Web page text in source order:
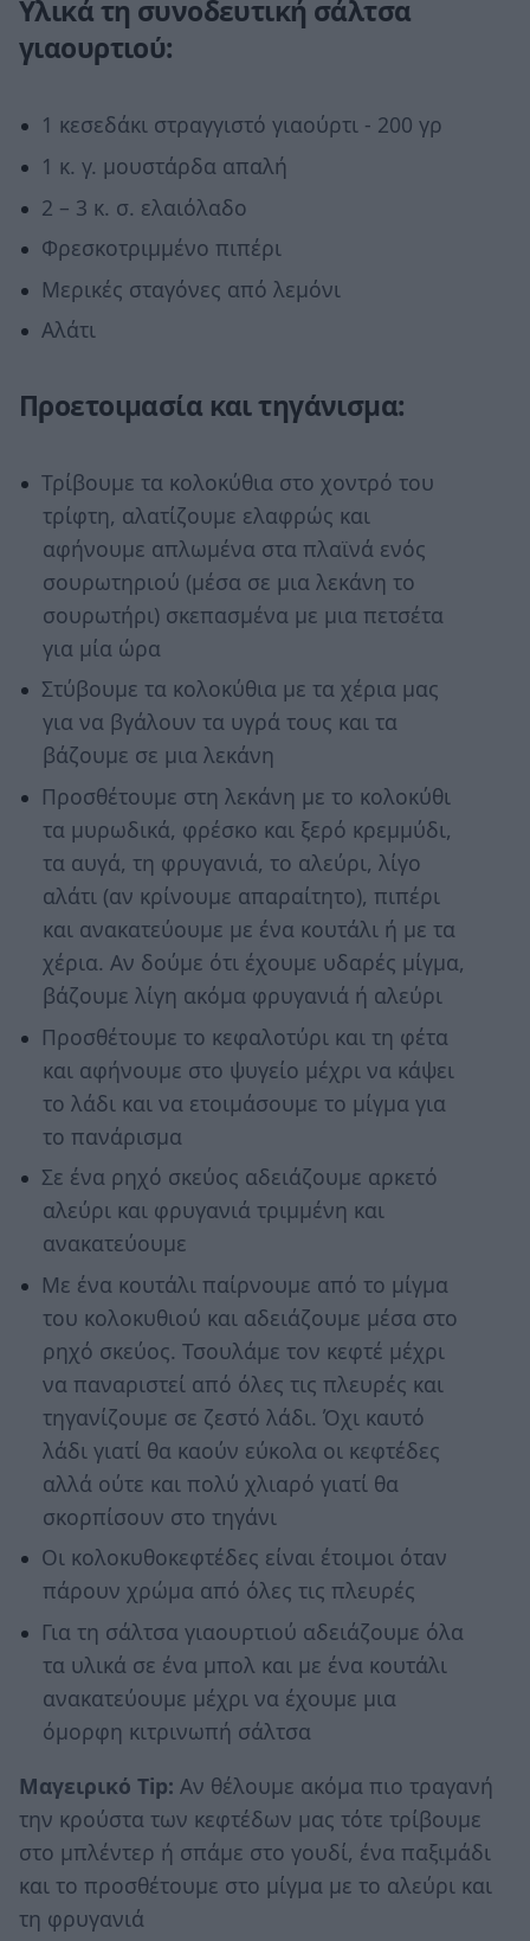
Υλικά τη συνοδευτική σάλτσα
γιαουρτιού:
1 κεσεδάκι στραγγιστό γιαούρτι - 200 γρ
1 κ. γ. μουστάρδα απαλή
2 – 3 κ. σ. ελαιόλαδο
Φρεσκοτριμμένο πιπέρι
Μερικές σταγόνες από λεμόνι
Αλάτι
Προετοιμασία και τηγάνισμα:
Τρίβουμε τα κολοκύθια στο χοντρό του
τρίφτη, αλατίζουμε ελαφρώς και
αφήνουμε απλωμένα στα πλαϊνά ενός
σουρωτηριού (μέσα σε μια λεκάνη το
σουρωτήρι) σκεπασμένα με μια πετσέτα
για μία ώρα
Στύβουμε τα κολοκύθια με τα χέρια μας
για να βγάλουν τα υγρά τους και τα
βάζουμε σε μια λεκάνη
Προσθέτουμε στη λεκάνη με το κολοκύθι
τα μυρωδικά, φρέσκο και ξερό κρεμμύδι,
τα αυγά, τη φρυγανιά, το αλεύρι, λίγο
αλάτι (αν κρίνουμε απαραίτητο), πιπέρι
και ανακατεύουμε με ένα κουτάλι ή με τα
χέρια. Αν δούμε ότι έχουμε υδαρές μίγμα,
βάζουμε λίγη ακόμα φρυγανιά ή αλεύρι
Προσθέτουμε το κεφαλοτύρι και τη φέτα
και αφήνουμε στο ψυγείο μέχρι να κάψει
το λάδι και να ετοιμάσουμε το μίγμα για
το πανάρισμα
Σε ένα ρηχό σκεύος αδειάζουμε αρκετό
αλεύρι και φρυγανιά τριμμένη και
ανακατεύουμε
Με ένα κουτάλι παίρνουμε από το μίγμα
του κολοκυθιού και αδειάζουμε μέσα στο
ρηχό σκεύος. Τσουλάμε τον κεφτέ μέχρι
να παναριστεί από όλες τις πλευρές και
τηγανίζουμε σε ζεστό λάδι. Όχι καυτό
λάδι γιατί θα καούν εύκολα οι κεφτέδες
αλλά ούτε και πολύ χλιαρό γιατί θα
σκορπίσουν στο τηγάνι
Οι κολοκυθοκεφτέδες είναι έτοιμοι όταν
πάρουν χρώμα από όλες τις πλευρές
Για τη σάλτσα γιαουρτιού αδειάζουμε όλα
τα υλικά σε ένα μπολ και με ένα κουτάλι
ανακατεύουμε μέχρι να έχουμε μια
όμορφη κιτρινωπή σάλτσα
Μαγειρικό Tip: Αν θέλουμε ακόμα πιο τραγανή
την κρούστα των κεφτέδων μας τότε τρίβουμε
στο μπλέντερ ή σπάμε στο γουδί, ένα παξιμάδι
και το προσθέτουμε στο μίγμα με το αλεύρι και
τη φρυγανιά